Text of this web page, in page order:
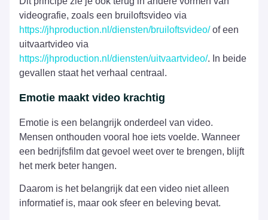
videografie, zoals een bruiloftsvideo via
https://jhproduction.nl/diensten/bruiloftsvideo/of een
uitvaartvideo via
https://jhproduction.nl/diensten/uitvaartvideo/. In beide
gevallen staat het verhaal centraal.
Emotie maakt video krachtig
Emotie is een belangrijk onderdeel van video.
Mensen onthouden vooral hoe iets voelde. Wanneer
een bedrijfsfilm dat gevoel weet over te brengen, blijft
het merk beter hangen.
Daarom is het belangrijk dat een video niet alleen
informatief is, maar ook sfeer en beleving bevat.